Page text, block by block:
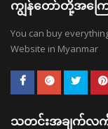
ကျွန်တော်တို့အကြေ
You can buy
Website in Myanmar
သတင်းအချက်လ